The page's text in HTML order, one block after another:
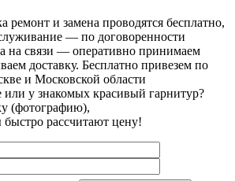
ремонт и замена проводятся бесплатно,
— по договоренности
на связи — оперативно принимаем
доставку. Бесплатно привезем по
и Московской области
или у знакомых красивый гарнитур?
(фотографию),
рассчитают цену!